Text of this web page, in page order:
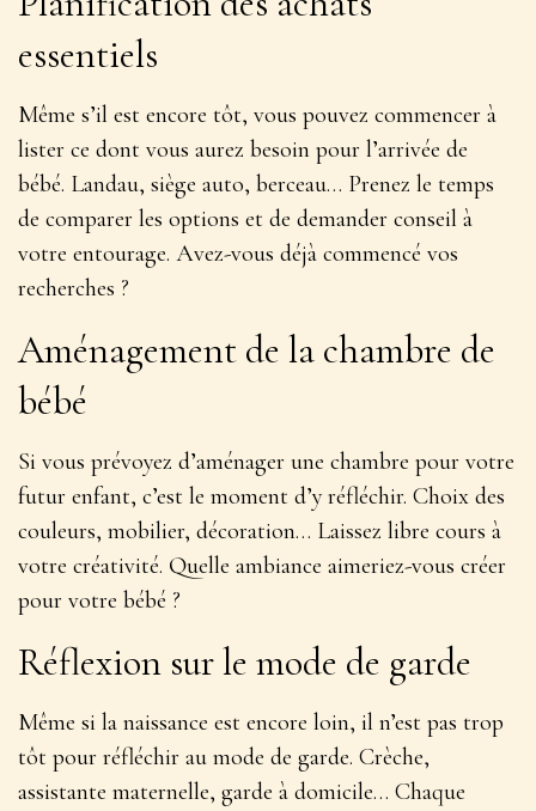
essentiels
Même s’il est encore tôt, vous pouvez commencer à
lister ce dont vous aurez besoin pour l’arrivée de
bébé. Landau, siège auto, berceau… Prenez le temps
de comparer les options et de demander conseil à
votre entourage. Avez-vous déjà commencé vos
recherches ?
Aménagement de la chambre de
bébé
Si vous prévoyez d’aménager une chambre pour votre
futur enfant, c’est le moment d’y réfléchir. Choix des
couleurs, mobilier, décoration… Laissez libre cours à
votre créativité. Quelle ambiance aimeriez-vous créer
pour votre bébé ?
Réflexion sur le mode de garde
Même si la naissance est encore loin, il n’est pas trop
tôt pour réfléchir au mode de garde. Crèche,
assistante maternelle, garde à domicile… Chaque